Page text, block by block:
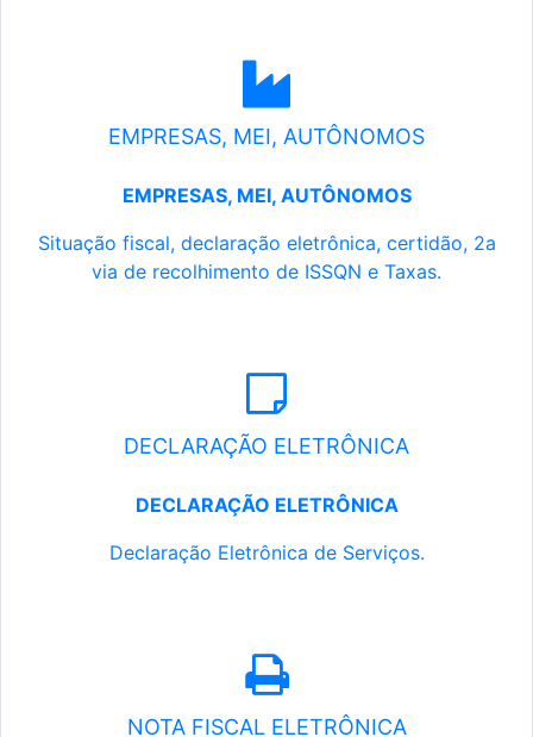
EMPRESAS, MEI, AUTÔNOMOS
EMPRESAS, MEI, AUTÔNOMOS
Situação fiscal, declaração eletrônica, certidão, 2a
via de recolhimento de ISSQN e Taxas.
DECLARAÇÃO ELETRÔNICA
DECLARAÇÃO ELETRÔNICA
Declaração Eletrônica de Serviços.
NOTA FISCAL ELETRÔNICA